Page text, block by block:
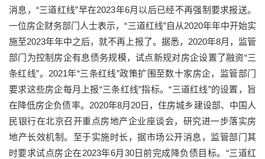
消息，“三道红线”早在2023年6月以后已经不再强制要求报送。
一位房企财务部门人士表示，“三道红线”自从2020年年中开始实
施至2023年年中之后，就不再上报了。据悉，2020年8月，监管
部门为控制房企有息债务规模，试点新规对房企设置了融资“三
条红线”。2021年“三条红线”政策扩围至数十家房企，监管部门
要求这些房企每月上报“三条红线”指标。“三道红线”的设置，旨
在降低房企负债率。2020年8月20日，住房城乡建设部、中国人
民银行在北京召开重点房地产企业座谈会，研究进一步落实房
地产长效机制。至于实施时长，据市场公开消息，监管部门其
时要求试点房企在2023年6月30日前完成降负债目标。“三道红